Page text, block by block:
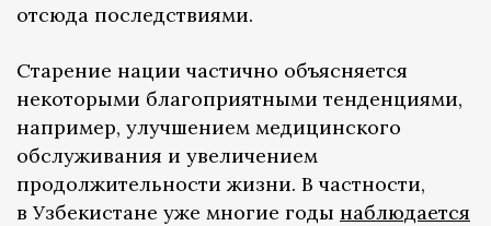
отсюда последствиями.
Старение нации частично объясняется
некоторыми благоприятными тенденциями,
например, улучшением медицинского
обслуживания и увеличением
продолжительности жизни. В частности,
в Узбекистане уже многие годы наблюдается